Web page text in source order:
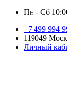
Пн - Сб
+7 499 994
119049
Личный